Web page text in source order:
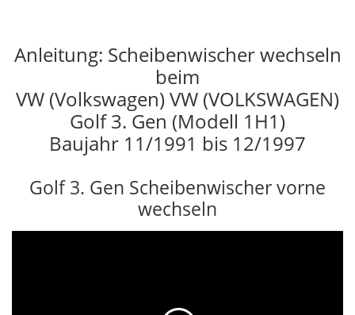
Anleitung: Scheibenwischer wechseln
beim
VW (Volkswagen) VW (VOLKSWAGEN)
Golf 3. Gen (Modell 1H1)
Baujahr 11/1991 bis 12/1997
Golf 3. Gen Scheibenwischer vorne
wechseln